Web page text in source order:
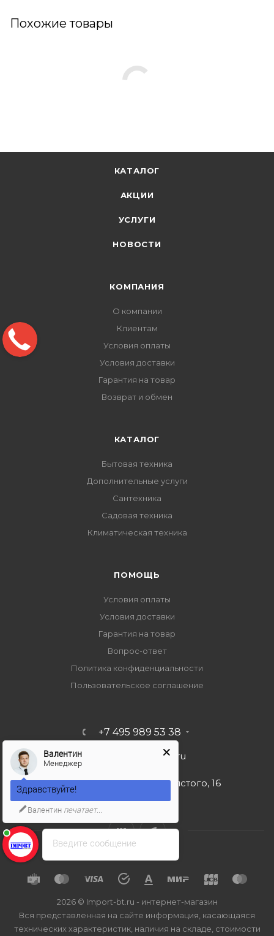
Похожие товары
КАТАЛОГ
АКЦИИ
УСЛУГИ
НОВОСТИ
КОМПАНИЯ
О компании
Клиентам
Условия оплаты
Условия доставки
Гарантия на товар
Возврат и обмен
КАТАЛОГ
Бытовая техника
Дополнительные услуги
Сантехника
Садовая техника
Климатическая техника
ПОМОЩЬ
Условия оплаты
Условия доставки
Гарантия на товар
Вопрос-ответ
Политика конфиденциальности
Пользовательское соглашение
+7 495 989 53 38
import-bt@bk.ru
г. Москва, ул. Льва Толстого, 16
2026 © Import-bt.ru - интернет-магазин
Вся представленная на сайте информация, касающаяся
технических характеристик, наличия на складе, стоимости
Введите сообщение
Валентин
Менеджер
Здравствуйте!
Валентин печатает...